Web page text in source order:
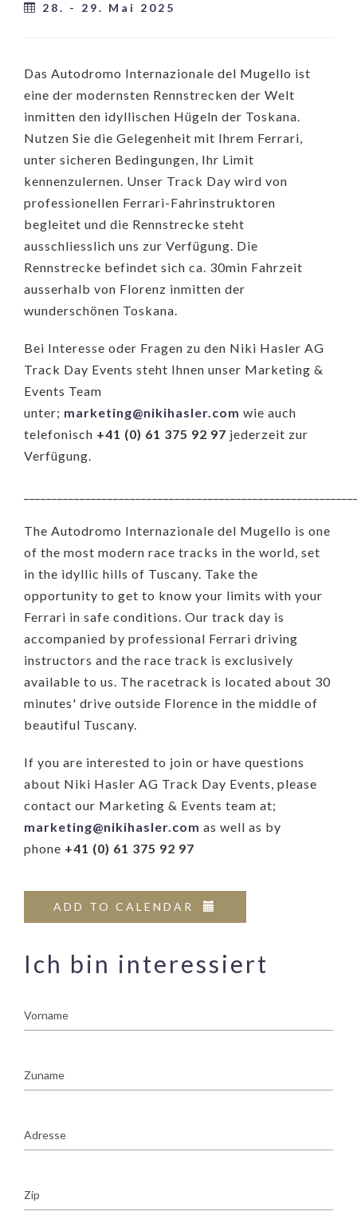
28. - 29. Mai 2025
Das Autodromo Internazionale del Mugello ist
eine der modernsten Rennstrecken der Welt
inmitten den idyllischen Hügeln der Toskana.
Nutzen Sie die Gelegenheit mit Ihrem Ferrari,
unter sicheren Bedingungen, Ihr Limit
kennenzulernen. Unser Track Day wird von
professionellen Ferrari-Fahrinstruktoren
begleitet und die Rennstrecke steht
ausschliesslich uns zur Verfügung. Die
Rennstrecke befindet sich ca. 30min Fahrzeit
ausserhalb von Florenz inmitten der
wunderschönen Toskana.
Bei Interesse oder Fragen zu den Niki Hasler AG
Track Day Events steht Ihnen unser Marketing &
Events Team
unter; marketing@nikihasler.com wie auch
telefonisch +41 (0) 61 375 92 97 jederzeit zur
Verfügung.
The Autodromo Internazionale del Mugello is one
of the most modern race tracks in the world, set
in the idyllic hills of Tuscany. Take the
opportunity to get to know your limits with your
Ferrari in safe conditions. Our track day is
accompanied by professional Ferrari driving
instructors and the race track is exclusively
available to us. The racetrack is located about 30
minutes' drive outside Florence in the middle of
beautiful Tuscany.
If you are interested to join or have questions
about Niki Hasler AG Track Day Events, please
contact our Marketing & Events team at;
marketing@nikihasler.com as well as by
phone +41 (0) 61 375 92 97
ADD TO CALENDAR
Ich bin interessiert